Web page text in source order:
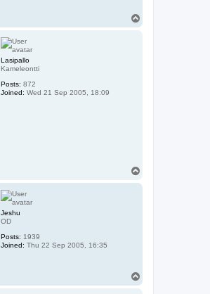
Lasipallo
Kameleontti
Posts: 872
Joined: Wed 21 Sep 2005, 18:09
Jeshu
OD
Posts: 1939
Joined: Thu 22 Sep 2005, 16:35